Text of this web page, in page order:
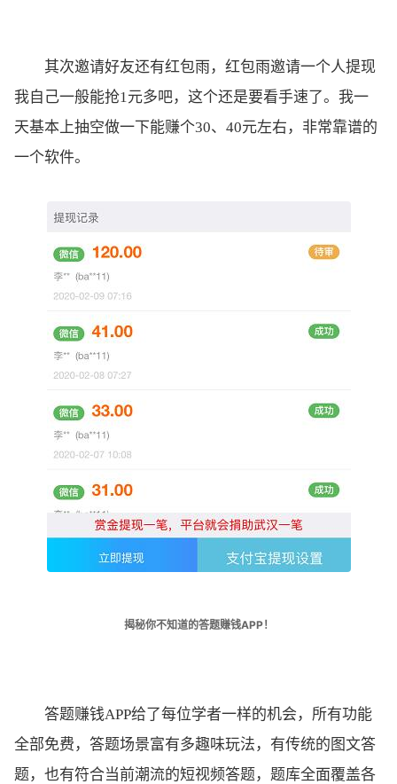
其次邀请好友还有红包雨，红包雨邀请一个人提现
我自己一般能抢1元多吧，这个还是要看手速了。我一
天基本上抽空做一下能赚个30、40元左右，非常靠谱的
一个软件。
揭秘你不知道的答题赚钱APP！
答题赚钱APP给了每位学者一样的机会，所有功能
全部免费，答题场景富有多趣味玩法，有传统的图文答
题，也有符合当前潮流的短视频答题，题库全面覆盖各